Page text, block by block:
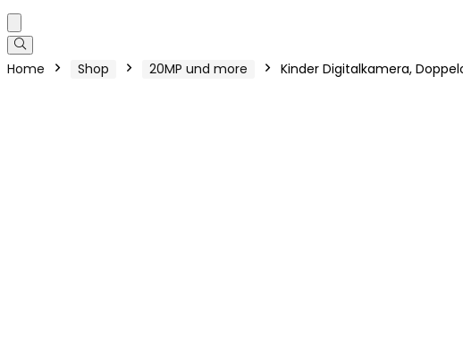
Home Shop 20MP und more Kinder Digitalkamera,